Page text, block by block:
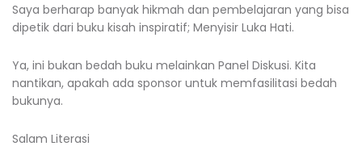
Saya berharap banyak hikmah dan pembelajaran yang bisa
dipetik dari buku kisah inspiratif; Menyisir Luka Hati.
Ya, ini bukan bedah buku melainkan Panel Diskusi. Kita
nantikan, apakah ada sponsor untuk memfasilitasi bedah
bukunya.
Salam Literasi